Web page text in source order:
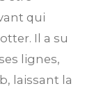
qui
Il a su
lignes,
laissant la